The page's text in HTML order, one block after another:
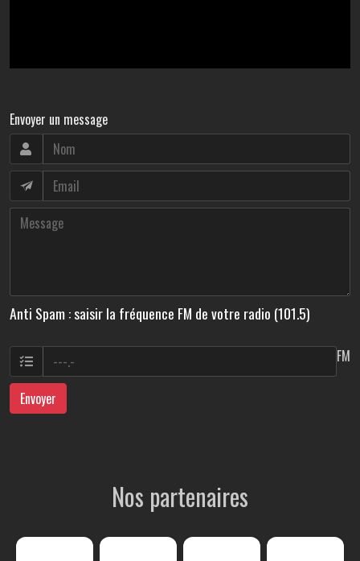
Envoyer un message
Anti Spam : saisir la fréquence FM de votre radio (101.5)
FM
Envoyer
Nos partenaires